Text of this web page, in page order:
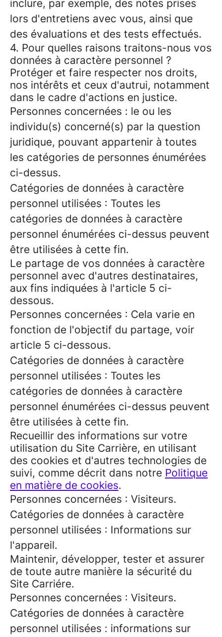
inclure, par exemple, des notes prises
lors d'entretiens avec vous, ainsi que
des évaluations et des tests effectués.
4. Pour quelles raisons traitons-nous vos
données à caractère personnel ?
Protéger et faire respecter nos droits,
nos intérêts et ceux d'autrui, notamment
dans le cadre d'actions en justice.
Personnes concernées : le ou les
individu(s) concerné(s) par la question
juridique, pouvant appartenir à toutes
les catégories de personnes énumérées
ci-dessus.
Catégories de données à caractère
personnel utilisées : Toutes les
catégories de données à caractère
personnel énumérées ci-dessus peuvent
être utilisées à cette fin.
Le partage de vos données à caractère
personnel avec d'autres destinataires,
aux fins indiquées à l'article 5 ci-
dessous.
Personnes concernées : Cela varie en
fonction de l'objectif du partage, voir
article 5 ci-dessous.
Catégories de données à caractère
personnel utilisées : Toutes les
catégories de données à caractère
personnel énumérées ci-dessus peuvent
être utilisées à cette fin.
Recueillir des informations sur votre
utilisation du Site Carrière, en utilisant
des cookies et d'autres technologies de
suivi, comme décrit dans notre Politique
en matière de cookies.
Personnes concernées : Visiteurs.
Catégories de données à caractère
personnel utilisées : Informations sur
l'appareil.
Maintenir, développer, tester et assurer
de toute autre manière la sécurité du
Site Carriére.
Personnes concernées : Visiteurs.
Catégories de données à caractère
personnel utilisées : informations sur